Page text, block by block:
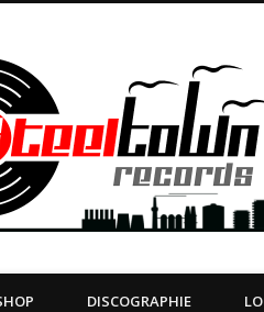
| DIY | FANZINE | TOURSERVICE |
DISCOGRAPHIE